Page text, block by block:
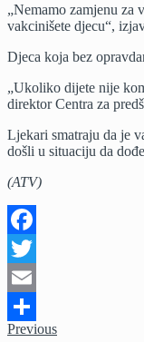
„Nemamo zamjenu za
vakcinišete djecu“,
Djeca koja bez
„Ukoliko dijete nije
direktor Centra za
Ljekari smatraju da je
došli u situaciju da
(ATV)
Facebook
Twitter
Email
Share
Previous